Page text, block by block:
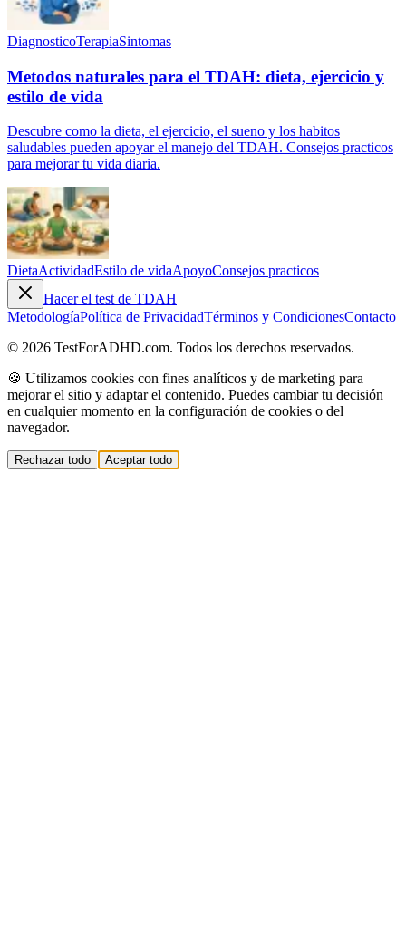
DiagnosticoTerapiaSintomas
Metodos naturales para el TDAH: dieta, ejercicio y
estilo de vida
Descubre como la dieta, el ejercicio, el sueno y los habitos
saludables pueden apoyar el manejo del TDAH. Consejos practicos
para mejorar tu vida diaria.
DietaActividadEstilo de vidaApoyoConsejos practicos
Hacer el test de TDAH
MetodologíaPolítica de PrivacidadTérminos y CondicionesContacto
© 2026 TestForADHD.com. Todos los derechos reservados.
🍪 Utilizamos cookies con fines analíticos y de marketing para
mejorar el sitio y adaptar el contenido. Puedes cambiar tu decisión
en cualquier momento en la configuración de cookies o del
navegador.
Rechazar todo Aceptar todo